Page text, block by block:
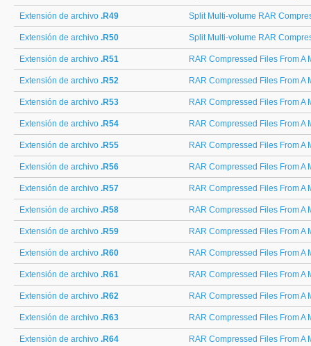
Extensión de archivo .R49 Split Multi-volume RAR
Extensión de archivo .R50 Split Multi-volume RAR
Extensión de archivo .R51 RAR Compressed Files From A
Extensión de archivo .R52 RAR Compressed Files From A
Extensión de archivo .R53 RAR Compressed Files From A
Extensión de archivo .R54 RAR Compressed Files From A
Extensión de archivo .R55 RAR Compressed Files From A
Extensión de archivo .R56 RAR Compressed Files From A
Extensión de archivo .R57 RAR Compressed Files From A
Extensión de archivo .R58 RAR Compressed Files From A
Extensión de archivo .R59 RAR Compressed Files From A
Extensión de archivo .R60 RAR Compressed Files From A
Extensión de archivo .R61 RAR Compressed Files From A
Extensión de archivo .R62 RAR Compressed Files From A
Extensión de archivo .R63 RAR Compressed Files From A
Extensión de archivo .R64 RAR Compressed Files From A